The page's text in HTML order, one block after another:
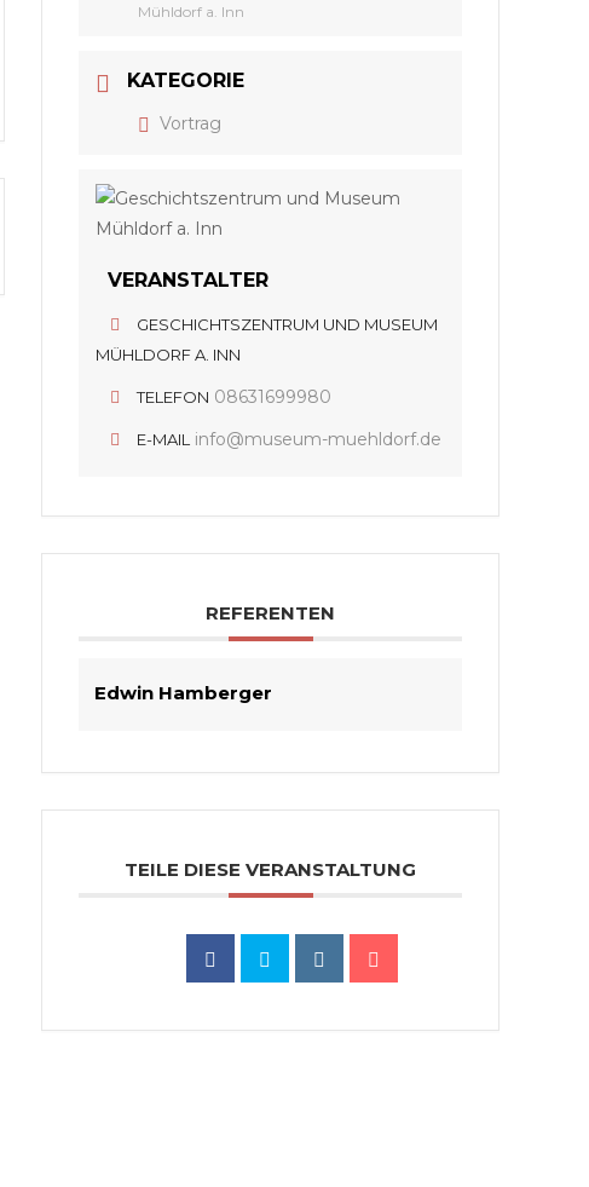
Mühldorf a. Inn
KATEGORIE
Vortrag
VERANSTALTER
GESCHICHTSZENTRUM UND MUSEUM
MÜHLDORF A. INN
TELEFON 08631699980
E-MAIL info@museum-muehldorf.de
REFERENTEN
Edwin Hamberger
TEILE DIESE VERANSTALTUNG